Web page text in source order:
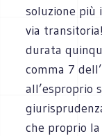
soluzione più
via
durata
comma 7
all’esproprio
che proprio